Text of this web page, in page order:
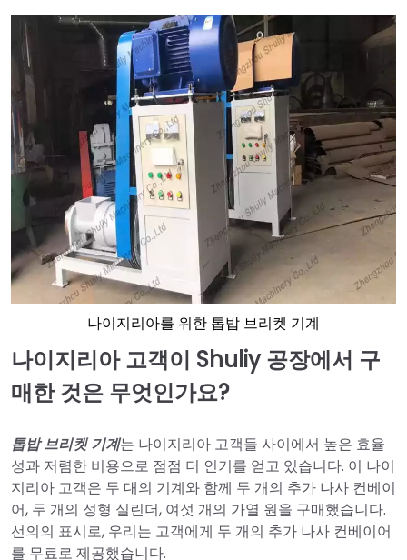
나이지리아를 위한 톱밥 브리켓 기계
나이지리아 고객이 Shuliy 공장에서 구
매한 것은 무엇인가요?
톱밥 브리켓 기계는 나이지리아 고객들 사이에서 높은 효율
성과 저렴한 비용으로 점점 더 인기를 얻고 있습니다. 이 나이
지리아 고객은 두 대의 기계와 함께 두 개의 추가 나사 컨베이
어, 두 개의 성형 실린더, 여섯 개의 가열 원을 구매했습니다.
선의의 표시로, 우리는 고객에게 두 개의 추가 나사 컨베이어
를 무료로 제공했습니다.